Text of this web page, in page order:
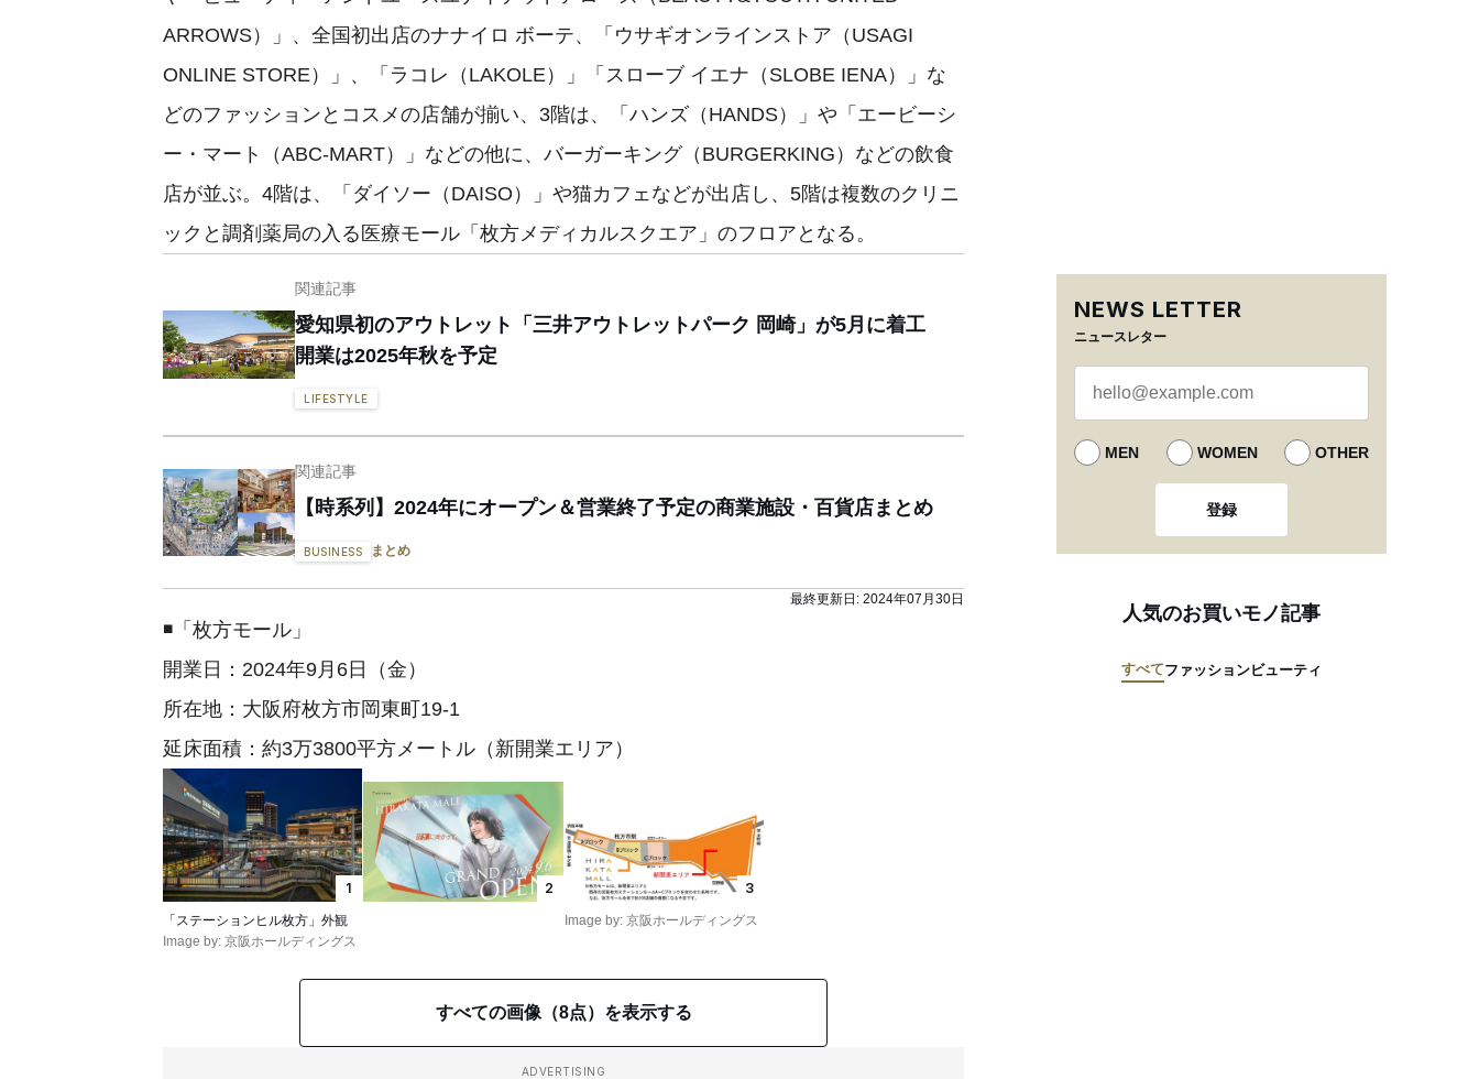
ARROWS）」、全国初出店のナナイロ ボーテ、「ウサギオンラインストア（USAGI
ONLINE STORE）」、「ラコレ（LAKOLE）」「スローブ イエナ（SLOBE IENA）」な
どのファッションとコスメの店舗が揃い、3階は、「ハンズ（HANDS）」や「エービーシ
ー・マート（ABC-MART）」などの他に、バーガーキング（BURGERKING）などの飲食
店が並ぶ。4階は、「ダイソー（DAISO）」や猫カフェなどが出店し、5階は複数のクリニ
ックと調剤薬局の入る医療モール「枚方メディカルスクエア」のフロアとなる。
関連記事
愛知県初のアウトレット「三井アウトレットパーク 岡崎」が5月に着工
開業は2025年秋を予定
LIFESTYLE
関連記事
【時系列】2024年にオープン＆営業終了予定の商業施設・百貨店まとめ
BUSINESS まとめ
最終更新日: 2024年07月30日
◾️「枚方モール」
開業日：2024年9月6日（金）
所在地：大阪府枚方市岡東町19-1
延床面積：約3万3800平方メートル（新開業エリア）
1
「ステーションヒル枚方」外観
Image by: 京阪ホールディングス
2 3
Image by: 京阪ホールディングス
すべての画像（8点）を表示する
ADVERTISING
NEWS LETTER
ニュースレター
MEN WOMEN OTHER
登録
人気のお買いモノ記事
すべてファッションビューティ